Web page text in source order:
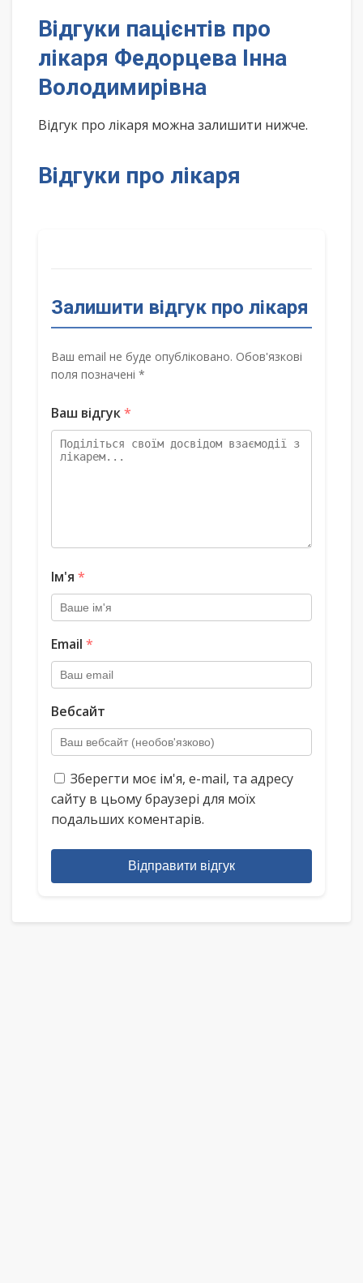
Відгуки пацієнтів про
лікаря Федорцева Інна
Володимирівна
Відгук про лікаря можна залишити нижче.
Відгуки про лікаря
Залишити відгук про лікаря
Ваш email не буде опубліковано. Обов'язкові
поля позначені *
Ваш відгук*
Ім'я *
Email *
Вебсайт
Зберегти моє ім'я, e-mail, та адресу
сайту в цьому браузері для моїх
подальших коментарів.
Відправити відгук